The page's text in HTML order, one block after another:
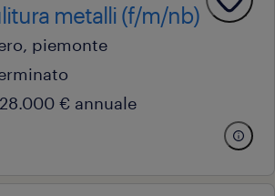
metalli (f/m/nb)
piemonte
€ annuale